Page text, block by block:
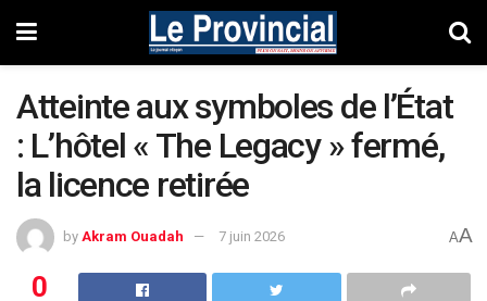
Atteinte aux symboles de l’État
: L’hôtel « The Legacy » fermé,
la licence retirée
by Akram Ouadah 7 juin 2026 AA
0